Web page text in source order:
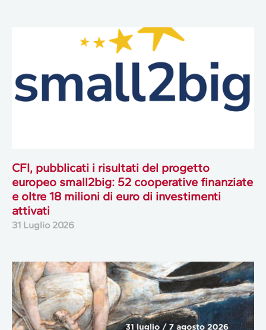
CFI, pubblicati i risultati del progetto
europeo small2big: 52 cooperative finanziate
e oltre 18 milioni di euro di investimenti
attivati
31 Luglio 2026